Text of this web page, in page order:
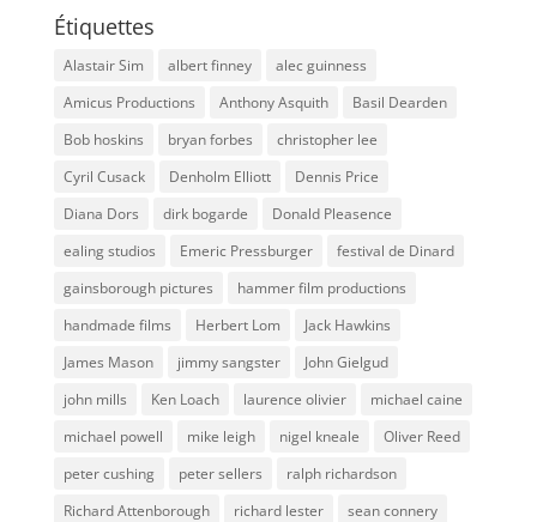
Étiquettes
Alastair Sim albert finney
alec guinness
Amicus Productions
Anthony Asquith
Basil Dearden
Bob hoskins
bryan forbes
christopher lee
Cyril Cusack
Denholm Elliott
Dennis Price
Diana Dors
dirk bogarde
Donald Pleasence
ealing studios
Emeric Pressburger
festival de Dinard
gainsborough pictures
hammer film productions
handmade films
Herbert Lom
Jack Hawkins
James Mason
jimmy sangster
John Gielgud
john mills
Ken Loach laurence olivier
michael caine
michael powell
mike leigh nigel kneale
Oliver Reed
peter cushing
peter sellers
ralph richardson
Richard Attenborough
richard lester
sean connery